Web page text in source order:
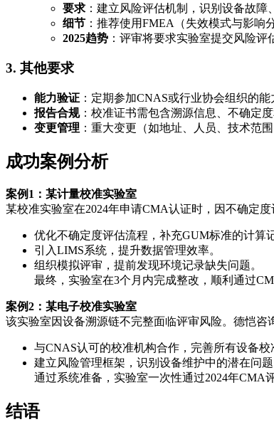
要求 ：建立风险评估机制，识别设备故障
细节 ：推荐使用FMEA（失效模式与影响
2025趋势 ：评审将要求实验室提交风险评
3. 其他要求
能力验证 ：定期参加CNAS或行业协会组织的
报告合规：校准证书需包含溯源信息、不确定
变更管理 ：重大变更（如地址、人员、技术范
成功案例分析
案例1：某计量校准实验室
某校准实验室在2024年申请CMA认证时，因不确定
优化不确定度评估流程，补充GUM标准的计算
引入LIMS系统，提升数据管理效率。
组织模拟评审，提前发现环境记录缺失问题。
最终，实验室在3个月内完成整改，顺利通过
案例2：某电子校准实验室
该实验室因设备溯源链不完整面临评审风险。德恺咨
与CNAS认可的校准机构合作，完善所有设备校
建立风险管理框架，识别设备维护中的潜在问题
通过系统准备，实验室一次性通过2024年CMA
结语